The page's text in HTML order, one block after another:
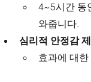
4~5시간 동
와줍니다.
심리적 안정감
효과에 대